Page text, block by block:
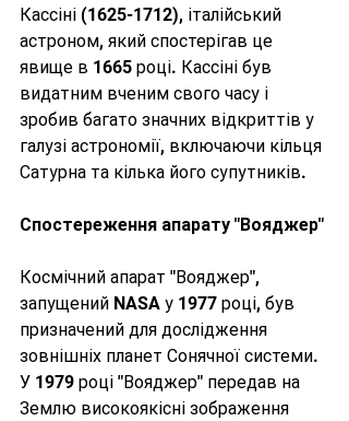
Кассіні (1625-1712), італійський
астроном, який спостерігав це
явище в 1665 році. Кассіні був
видатним вченим свого часу і
зробив багато значних відкриттів у
галузі астрономії, включаючи кільця
Сатурна та кілька його супутників.
Спостереження апарату "Вояджер"
Космічний апарат "Вояджер",
запущений NASA у 1977 році, був
призначений для дослідження
зовнішніх планет Сонячної системи.
У 1979 році "Вояджер" передав на
Землю високоякісні зображення